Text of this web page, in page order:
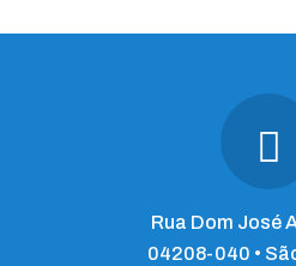
Rua Dom José
04208-040 •